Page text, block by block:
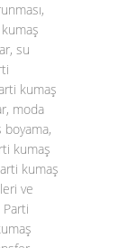
su
kumaş
moda
boyama,
kumaş
kumaş
ve